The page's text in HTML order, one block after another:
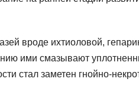
вроде ихтиоловой,
ими смазывают
стал заметен гнойно-